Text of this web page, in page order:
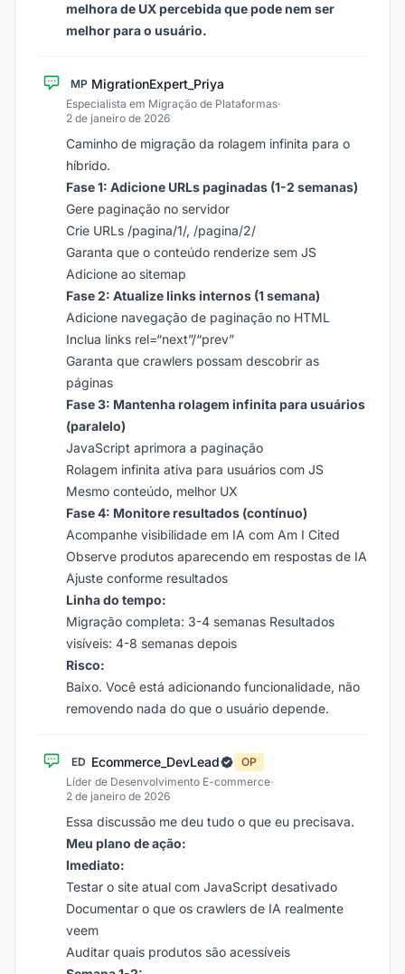
melhora de UX percebida que pode nem ser
melhor para o usuário.
MP MigrationExpert_Priya
Especialista em Migração de Plataformas·
2 de janeiro de 2026
Caminho de migração da rolagem infinita para o
híbrido.
Fase 1: Adicione URLs paginadas (1-2 semanas)
Gere paginação no servidor
Crie URLs /pagina/1/, /pagina/2/
Garanta que o conteúdo renderize sem JS
Adicione ao sitemap
Fase 2: Atualize links internos (1 semana)
Adicione navegação de paginação no HTML
Inclua links rel=“next”/“prev”
Garanta que crawlers possam descobrir as
páginas
Fase 3: Mantenha rolagem infinita para usuários
(paralelo)
JavaScript aprimora a paginação
Rolagem infinita ativa para usuários com JS
Mesmo conteúdo, melhor UX
Fase 4: Monitore resultados (contínuo)
Acompanhe visibilidade em IA com Am I Cited
Observe produtos aparecendo em respostas de IA
Ajuste conforme resultados
Linha do tempo:
Migração completa: 3-4 semanas Resultados
visíveis: 4-8 semanas depois
Risco:
Baixo. Você está adicionando funcionalidade, não
removendo nada do que o usuário depende.
ED Ecommerce_DevLead
OP
Líder de Desenvolvimento E-commerce·
2 de janeiro de 2026
Essa discussão me deu tudo o que eu precisava.
Meu plano de ação:
Imediato:
Testar o site atual com JavaScript desativado
Documentar o que os crawlers de IA realmente
veem
Auditar quais produtos são acessíveis